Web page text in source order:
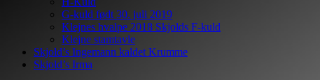
G-kuld født 30. juli 2019
Klejnes hvalpe 2018 Skjolds F-kuld
Klejne stamtavle
Skjold’s Ingemann kaldet Krumme
Skjold’s Irma